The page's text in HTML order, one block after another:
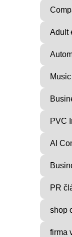
Adult
PVC
AI
PR
shop
firma